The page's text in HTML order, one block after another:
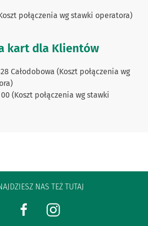
połączenia wg stawki operatora)
kart dla Klientów
Całodobowa (Koszt połączenia wg
(Koszt połączenia wg stawki
NAS TEŻ TUTAJ